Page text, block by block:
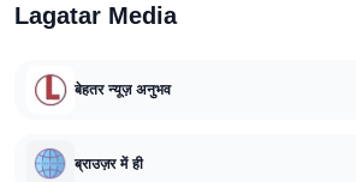
CORRECTIONS POLICY
Lagatar Media
बेहतर न्यूज़ अनुभव
ब्राउज़र में ही